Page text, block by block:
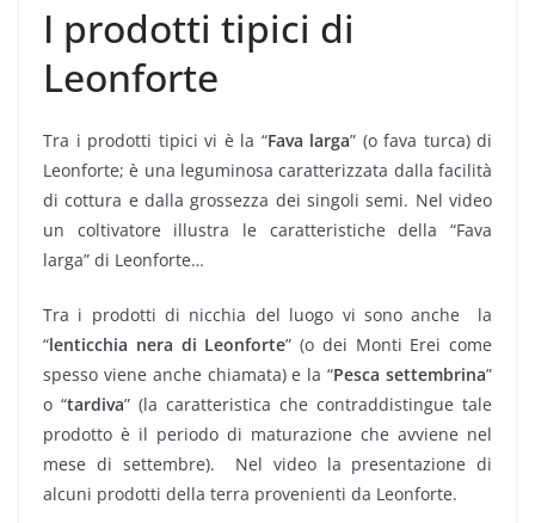
I prodotti tipici di
Leonforte
Tra i prodotti tipici vi è la “Fava larga” (o fava turca) di
Leonforte; è una leguminosa caratterizzata dalla facilità
di cottura e dalla grossezza dei singoli semi. Nel video
un coltivatore illustra le caratteristiche della “Fava
larga” di Leonforte…
Tra i prodotti di nicchia del luogo vi sono anche
la
“lenticchia nera di Leonforte” (o dei Monti Erei come
spesso viene anche chiamata) e la “Pesca settembrina”
o “tardiva” (la caratteristica che contraddistingue tale
prodotto è il periodo di maturazione che avviene nel
mese di settembre). Nel video la presentazione di
alcuni prodotti della terra provenienti da Leonforte.